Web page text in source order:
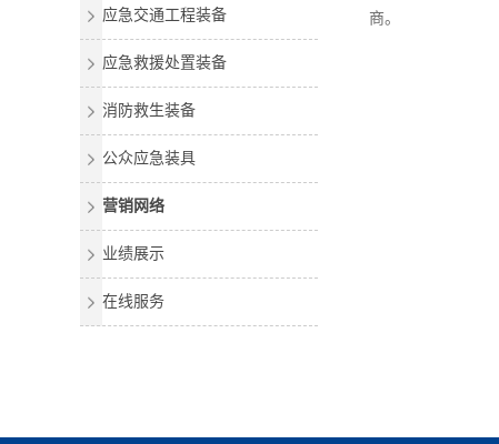
应急交通工程装备
应急救援处置装备
消防救生装备
公众应急装具
营销网络
业绩展示
在线服务
商。